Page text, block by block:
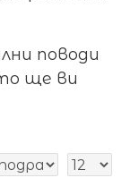
поводи
ще ви